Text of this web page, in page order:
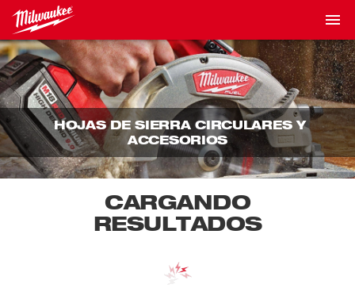
HOJAS DE SIERRA CIRCULARES Y
ACCESORIOS
CARGANDO
RESULTADOS